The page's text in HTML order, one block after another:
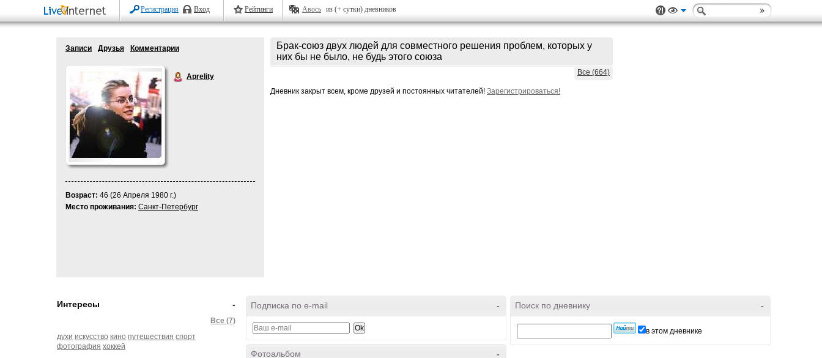
Регистрация Вход Рейтинги Авось из (+ сутки) дневников
Записи Друзья Комментарии
Aprelity
Возраст: 46 (26 Апреля 1980 г.)
Место проживания: Санкт-Петербург
Брак-союз двух людей для совместного решения проблем, которых у
них бы не было, не будь этого союза
Все (664)
Дневник закрыт всем, кроме друзей и постоянных читателей! Зарегистрироваться!
-
Интересы
Все (7)
духи искусство кино путешествия спорт
фотография хоккей
-
Подписка по e-mail
-
Фотоальбом
-
Поиск по дневнику
в этом дневнике